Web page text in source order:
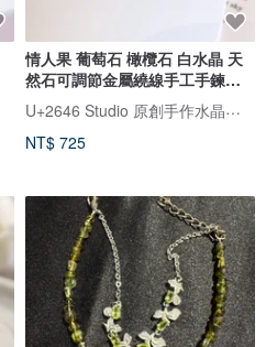
情人果 葡萄石 橄欖石 白水晶 天
然石可調節金屬繞線手工手鍊手
環
U+2646 Studio 原創手作水晶飾品
NT$ 725